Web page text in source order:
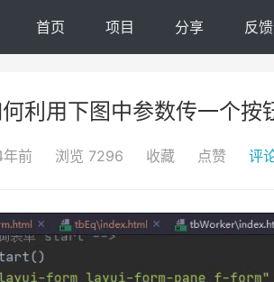
首页 项目 分享 反馈
利用下图中参数传一个按
前 浏览 7296 收藏 点赞 评